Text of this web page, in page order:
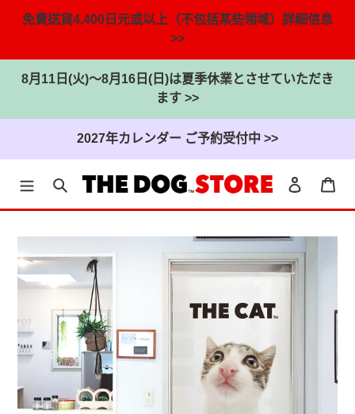
免費送貨4,400日元或以上（不包括某些領域）詳細信息
>>
8月11日(火)～8月16日(日)は夏季休業とさせていただき
ます >>
2027年カレンダー ご予約受付中 >>
搜尋 登入